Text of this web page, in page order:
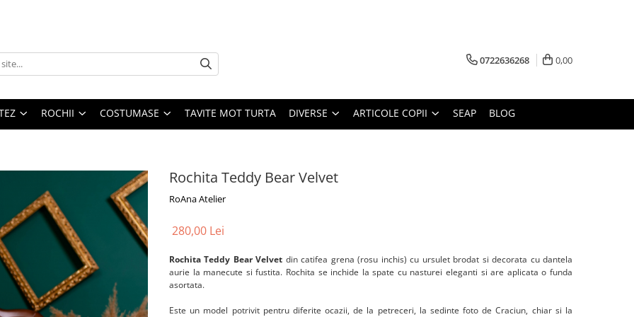
0722636268 0,00
ROCHII COSTUMASE TAVITE MOT TURTA DIVERSE ARTICOLE COPII SEAP BLOG
Rochita Teddy Bear Velvet
RoAna Atelier
280,00 Lei
Rochita Teddy Bear Velvet din catifea grena (rosu inchis) cu ursulet brodat si decorata cu dantela
aurie la manecute si fustita. Rochita se inchide la spate cu nasturei eleganti si are aplicata o funda
asortata.
Este un model potrivit pentru diferite ocazii, de la petreceri, la sedinte foto de Craciun, chiar si la